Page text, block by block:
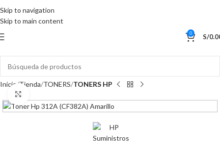
Skip to navigation
Skip to main content
0 S/
Inicio Tienda TONERS TONERS HP